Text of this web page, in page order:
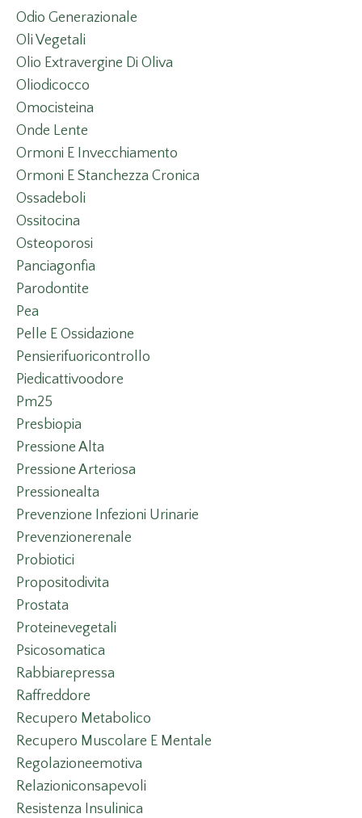
Odio Generazionale
Oli Vegetali
Olio Extravergine Di Oliva
Oliodicocco
Omocisteina
Onde Lente
Ormoni E Invecchiamento
Ormoni E Stanchezza Cronica
Ossadeboli
Ossitocina
Osteoporosi
Panciagonfia
Parodontite
Pea
Pelle E Ossidazione
Pensierifuoricontrollo
Piedicattivoodore
Pm25
Presbiopia
Pressione Alta
Pressione Arteriosa
Pressionealta
Prevenzione Infezioni Urinarie
Prevenzionerenale
Probiotici
Propositodivita
Prostata
Proteinevegetali
Psicosomatica
Rabbiarepressa
Raffreddore
Recupero Metabolico
Recupero Muscolare E Mentale
Regolazioneemotiva
Relazioniconsapevoli
Resistenza Insulinica